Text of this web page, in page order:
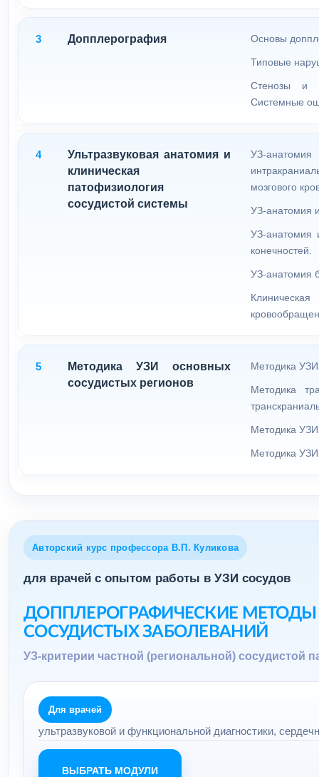
3 Допплерография Основы
Типовые
Стенозы и
Системные
4
Ультразвуковая анатомия и
клиническая
патофизиология
сосудистой системы
УЗ-
мозгового
УЗ-анатомия
УЗ-анатомия
конечностей.
УЗ-анатомия
5
Методика УЗИ основных
сосудистых регионов
Методика
Методика
Методика
Методика УЗИ
Авторский курс профессора В.П. Куликова
для врачей с опытом работы в УЗИ сосудов
ДОППЛЕРОГРАФИЧЕСКИЕ
СОСУДИСТЫХ ЗАБОЛЕВАНИЙ
УЗ-критерии частной (региональной) сосудистой
Для врачей
ультразвуковой и функциональной диагностики,
ВЫБРАТЬ МОДУЛИ